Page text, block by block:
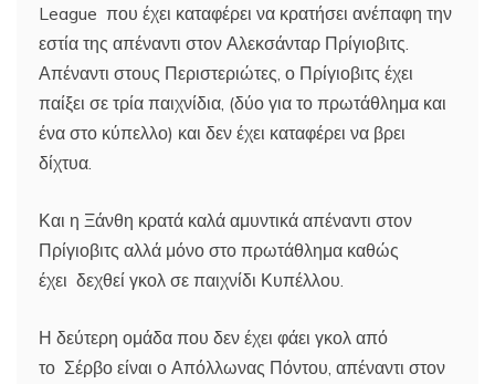
League που έχει καταφέρει να κρατήσει ανέπαφη την
εστία της απέναντι στον Αλεκσάνταρ Πρίγιοβιτς.
Απέναντι στους Περιστεριώτες, ο Πρίγιοβιτς έχει
παίξει σε τρία παιχνίδια, (δύο για το πρωτάθλημα και
ένα στο κύπελλο) και δεν έχει καταφέρει να βρει
δίχτυα.
Και η Ξάνθη κρατά καλά αμυντικά απέναντι στον
Πρίγιοβιτς αλλά μόνο στο πρωτάθλημα καθώς
έχει δεχθεί γκολ σε παιχνίδι Κυπέλλου.
Η δεύτερη ομάδα που δεν έχει φάει γκολ από
το Σέρβο είναι ο Απόλλωνας Πόντου, απέναντι στον